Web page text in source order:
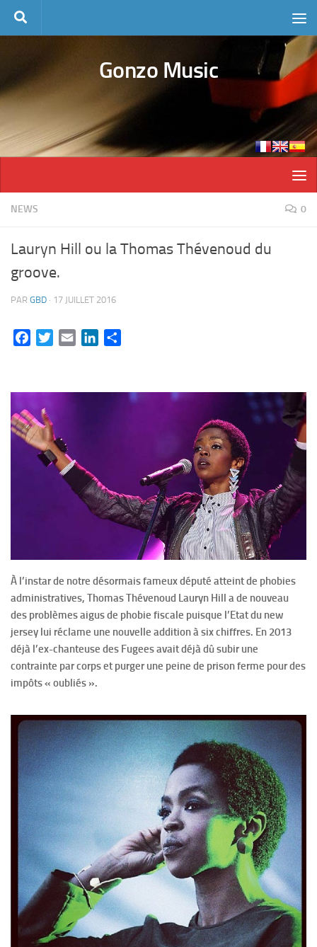
Skip to content
Gonzo Music
NEWS 0
Lauryn Hill ou la Thomas Thévenoud du
groove.
PAR GBD · 17 JUILLET 2016
FacebookTwitterEmail LinkedIn
À l’instar de notre désormais fameux député atteint de phobies
administratives, Thomas Thévenoud Lauryn Hill a de nouveau
des problèmes aigus de phobie fiscale puisque l’Etat du new
jersey lui réclame une nouvelle addition à six chiffres. En 2013
déjà l’ex-chanteuse des Fugees avait déjà dû subir une
contrainte par corps et purger une peine de prison ferme pour des
impôts « oubliés ».